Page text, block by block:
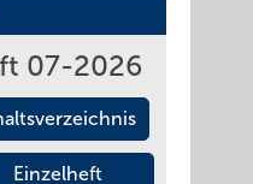
07-2026
Einzelheft